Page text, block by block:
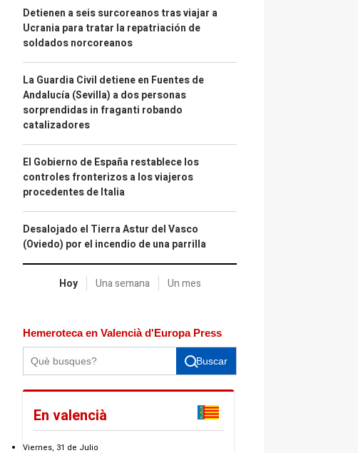
Detienen a seis surcoreanos tras viajar a
Ucrania para tratar la repatriación de
soldados norcoreanos
La Guardia Civil detiene en Fuentes de
Andalucía (Sevilla) a dos personas
sorprendidas in fraganti robando
catalizadores
El Gobierno de España restablece los
controles fronterizos a los viajeros
procedentes de Italia
Desalojado el Tierra Astur del Vasco
(Oviedo) por el incendio de una parrilla
Hoy Una semana Un mes
Hemeroteca en Valencià d'Europa Press
Buscar
En valencià
Viernes, 31 de Julio